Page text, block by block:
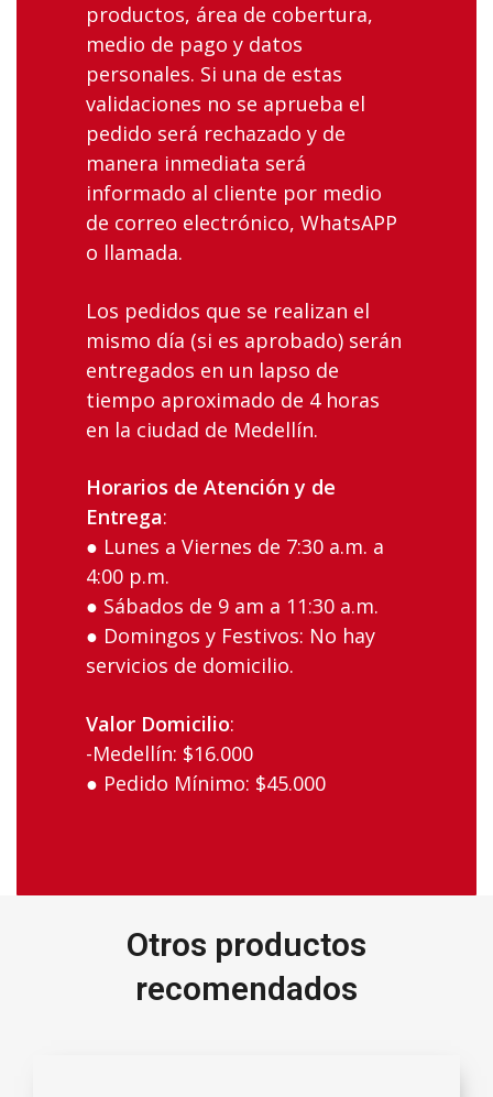
productos, área de cobertura,
medio de pago y datos
personales. Si una de estas
validaciones no se aprueba el
pedido será rechazado y de
manera inmediata será
informado al cliente por medio
de correo electrónico, WhatsAPP
o llamada.
Los‌ ‌pedidos‌ ‌que‌ ‌se‌ ‌realizan‌ ‌el‌
‌mismo‌ ‌día‌ (si es aprobado) ‌serán‌
‌entregados‌ ‌en‌ ‌un‌ ‌lapso‌ ‌de
tiempo aproximado ‌de‌ ‌4 ‌horas‌
‌en‌ ‌la‌ ciudad‌ ‌de‌ ‌Medellín‌.
Horarios‌ ‌de‌ ‌Atención‌ ‌y‌ ‌de‌
‌Entrega:‌ ‌
● Lunes‌ ‌a‌ ‌Viernes‌ ‌de‌ ‌7:30‌ ‌a.m.‌ ‌a‌
‌4:00‌ ‌p.m.‌ ‌
● Sábados‌ ‌de‌ ‌9 am‌ ‌a‌ ‌11:30 a.m. ‌
● Domingos‌ ‌y‌ ‌Festivos:‌ ‌No‌ ‌hay‌
‌servicios‌ ‌de‌ ‌domicilio.‌ ‌
Valor‌ ‌Domicilio:‌
-Medellín:‌ ‌$16.000‌ ‌ ‌
● Pedido‌ ‌Mínimo:‌ ‌$45.000‌
Otros productos
recomendados